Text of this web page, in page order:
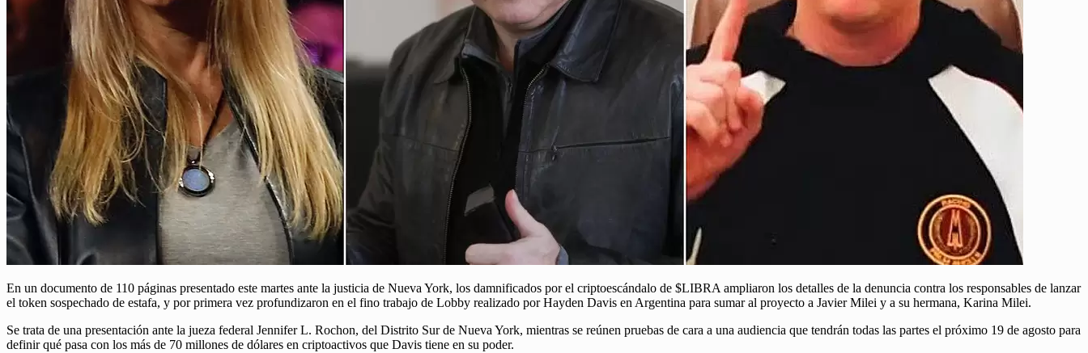
En un documento de 110 páginas presentado este martes ante la justicia de Nueva York, los damnificados por el criptoescándalo de $LIBRA ampliaron los detalles de la denuncia contra los responsables de lanzar
el token sospechado de estafa, y por primera vez profundizaron en el fino trabajo de Lobby realizado por Hayden Davis en Argentina para sumar al proyecto a Javier Milei y a su hermana, Karina Milei.
Se trata de una presentación ante la jueza federal Jennifer L. Rochon, del Distrito Sur de Nueva York, mientras se reúnen pruebas de cara a una audiencia que tendrán todas las partes el próximo 19 de agosto para
definir qué pasa con los más de 70 millones de dólares en criptoactivos que Davis tiene en su poder.